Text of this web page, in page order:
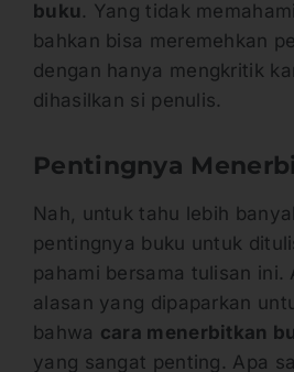
buku . Yang tidak
bahkan bisa meremehkan
dengan hanya mengkritik
dihasilkan si penulis.
Pentingnya
Nah, untuk tahu lebih
pentingnya buku untuk
pahami bersama tulisan ini.
alasan yang dipaparkan
bahwa cara menerbitkan
yang sangat penting. Apa